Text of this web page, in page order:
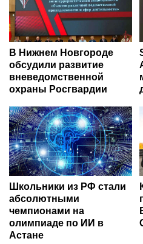
В Нижнем Новгороде
обсудили развитие
вневедомственной
охраны Росгвардии
Школьники из РФ стали
абсолютными
чемпионами на
олимпиаде по ИИ в
Астане